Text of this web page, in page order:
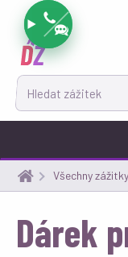
Hledat zážitek
Všechny zážitky
Dárek